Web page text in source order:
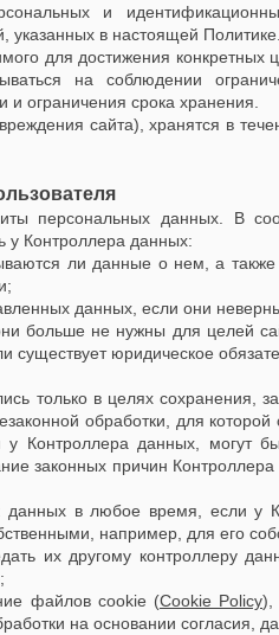
и
в настоящей Политике.
для достижения конкретных
на соблюдении
ограничения срока хранения.
сайта), хранятся в
персональных данных. В
у Контроллера данных:
ли данные о нем, а
данных, если они
больше не нужны для целей
существует юридическое
только в целях сохранения,
обработки, для
Контроллера данных, могут
законных причин
данных в любое время, если у
например, для его
их другому контроллеру
файлов cookie (Cookie Policy),
на основании согласия,